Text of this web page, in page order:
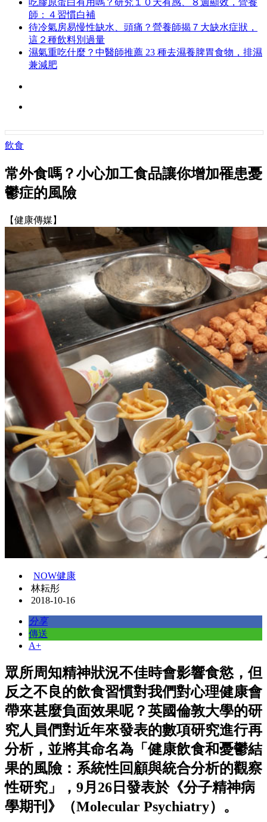
吃膠原蛋白有用嗎？研究１０天有感、８週顯效，營養
師：４習慣白補
待冷氣房易慢性缺水、頭痛？營養師揭７大缺水症狀，
這２種飲料別過量
濕氣重吃什麼？中醫師推薦 23 種去濕養脾胃食物，排濕
兼減肥
飲食
常外食嗎？小心加工食品讓你增加罹患憂
鬱症的風險
【健康傳媒】
NOW健康
林耘彤
2018-10-16
分享
傳送
A+
眾所周知精神狀況不佳時會影響食慾，但
反之不良的飲食習慣對我們對心理健康會
帶來甚麼負面效果呢？英國倫敦大學的研
究人員們對近年來發表的數項研究進行再
分析，並將其命名為「健康飲食和憂鬱結
果的風險：系統性回顧與統合分析的觀察
性研究」，9月26日發表於《分子精神病
學期刊》（Molecular Psychiatry）。